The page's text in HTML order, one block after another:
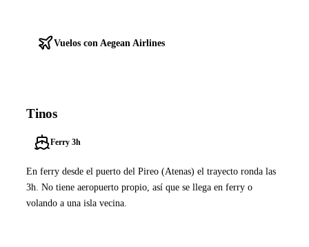
Vuelos con Aegean Airlines
Tinos
Ferry 3h
En ferry desde el puerto del Pireo (Atenas) el trayecto ronda las
3h. No tiene aeropuerto propio, así que se llega en ferry o
volando a una isla vecina.